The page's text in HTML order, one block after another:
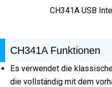
CH341A USB
CH341A Funktionen
Es verwendet die
die vollständig mit dem